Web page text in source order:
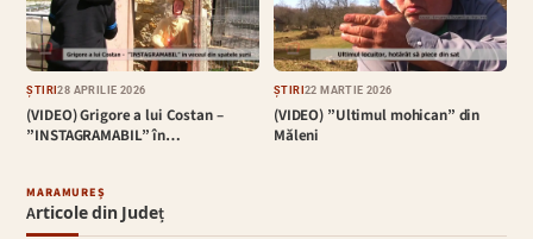
ȘTIRI28 APRILIE 2026
(VIDEO) Grigore a lui Costan –
”INSTAGRAMABIL” în…
ȘTIRI22 MARTIE 2026
(VIDEO) ”Ultimul mohican” din
Măleni
MARAMUREȘ
Articole din Județ